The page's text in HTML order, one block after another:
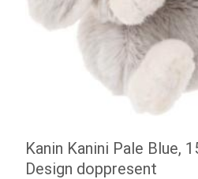
Kanin Kanini Pale Blue,
Design doppresent